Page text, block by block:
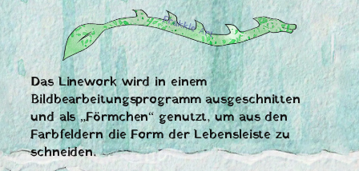
Das Linework wird in einem
Bildbearbeitungsprogramm ausgeschnitten
und als „Förmchen“ genutzt, um aus den
Farbfeldern die Form der Lebensleiste zu
schneiden.